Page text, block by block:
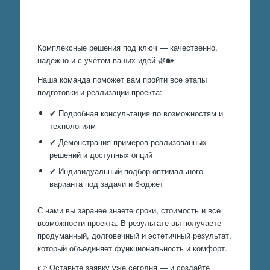
Комплексные решения под ключ — качественно,
надёжно и с учётом ваших идей 🌿🏡
Наша команда поможет вам пройти все этапы
подготовки и реализации проекта:
✔ Подробная консультация по возможностям и
технологиям
✔ Демонстрация примеров реализованных
решений и доступных опций
✔ Индивидуальный подбор оптимального
варианта под задачи и бюджет
С нами вы заранее знаете сроки, стоимость и все
возможности проекта. В результате вы получаете
продуманный, долговечный и эстетичный результат,
который объединяет функциональность и комфорт.
👉 Оставьте заявку уже сегодня — и создайте